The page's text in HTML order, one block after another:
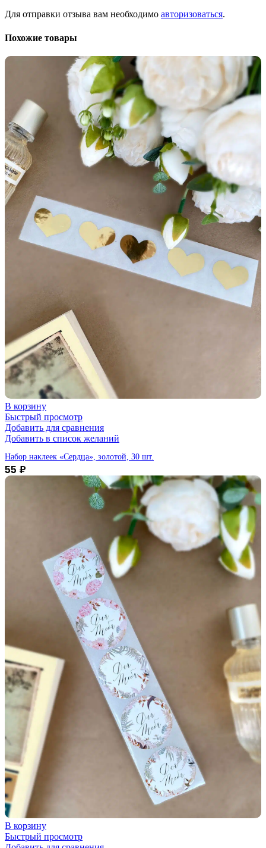
Для отправки отзыва вам необходимо авторизоваться.
Похожие товары
В корзину
Быстрый просмотр
Добавить для сравнения
Добавить в список желаний
Набор наклеек «Сердца», золотой, 30 шт.
55 ₽
В корзину
Быстрый просмотр